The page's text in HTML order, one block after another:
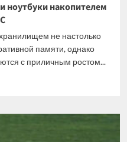
ноутбуки накопителем
не настолько
памяти, однако
с приличным ростом...